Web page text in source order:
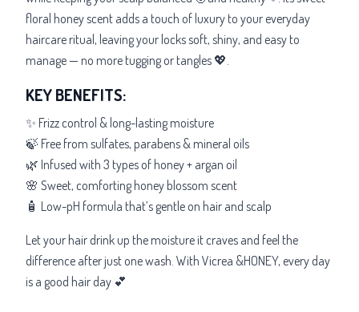
floral honey scent adds a touch of luxury to your everyday
haircare ritual, leaving your locks soft, shiny, and easy to
manage — no more tugging or tangles 💖.
KEY BENEFITS:
✨ Frizz control & long-lasting moisture
🍃 Free from sulfates, parabens & mineral oils
🌿 Infused with 3 types of honey + argan oil
🌸 Sweet, comforting honey blossom scent
🧴 Low-pH formula that’s gentle on hair and scalp
Let your hair drink up the moisture it craves and feel the
difference after just one wash. With Vicrea &HONEY, every day
is a good hair day 💕